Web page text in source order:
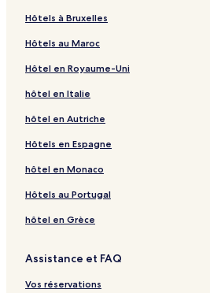
Hôtels à Bruxelles
Hôtels au Maroc
Hôtel en Royaume-Uni
hôtel en Italie
hôtel en Autriche
Hôtels en Espagne
hôtel en Monaco
Hôtels au Portugal
hôtel en Grèce
Assistance et FAQ
Vos réservations